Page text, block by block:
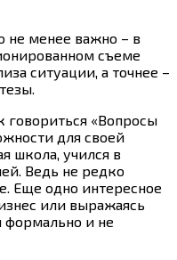
не менее важно – в
съеме
ситуации, а точнее –
говориться «Вопросы
для своей
школа, учился в
Ведь не редко
Еще одно интересное
или выражаясь
формально и не